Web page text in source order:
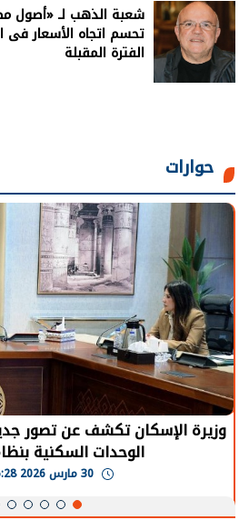
شعبة الذهب لـ «أصول
تحسم اتجاه الأسعار
الفترة المقبلة
حوارات
الرئيس السيسي: توقف
يحتاج إلى سنوات لعودة معدلات